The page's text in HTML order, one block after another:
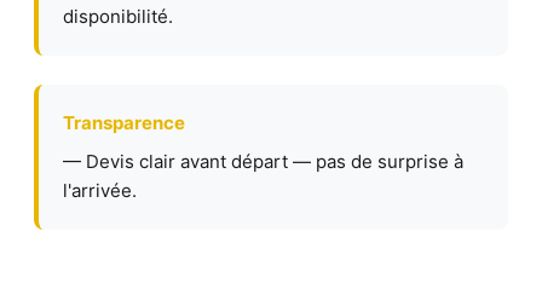
disponibilité.
Transparence
— Devis clair avant départ — pas de surprise à
l'arrivée.